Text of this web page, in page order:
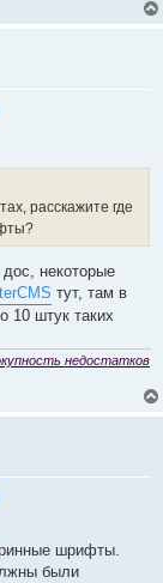
расскажите где
некоторые
тут, там в
10 штук таких
недостатков
шрифты.
были